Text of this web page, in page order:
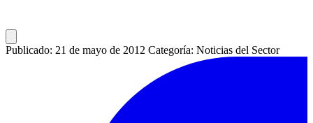
Publicado: 21 de mayo de 2012 Categoría: Noticias del Sector